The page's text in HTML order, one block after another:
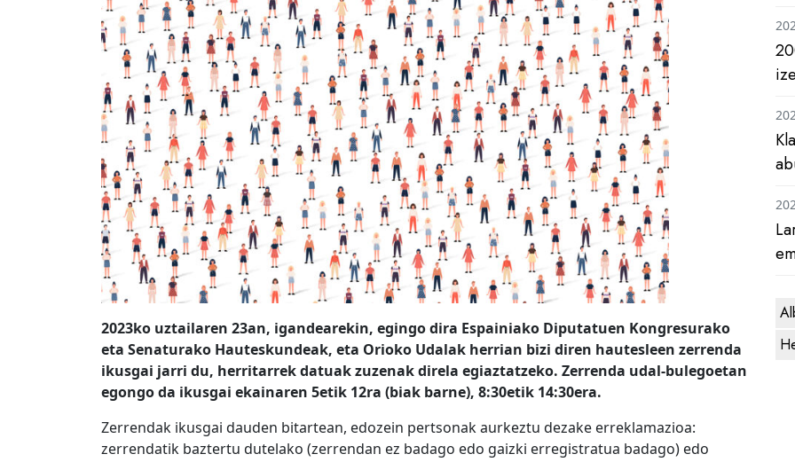
2023ko uztailaren 23an, igandearekin, egingo dira Espainiako Diputatuen Kongresurako
eta Senaturako Hauteskundeak, eta Orioko Udalak herrian bizi diren hautesleen zerrenda
ikusgai jarri du, herritarrek datuak zuzenak direla egiaztatzeko. Zerrenda udal-bulegoetan
egongo da ikusgai ekainaren 5etik 12ra (biak barne), 8:30etik 14:30era.
Zerrendak ikusgai dauden bitartean, edozein pertsonak aurkeztu dezake erreklamazioa:
zerrendatik baztertu dutelako (zerrendan ez badago edo gaizki erregistratua badago) edo